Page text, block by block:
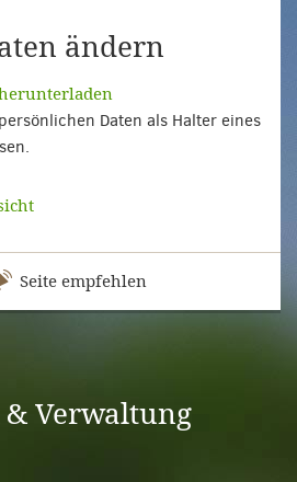
ändern
Daten als Halter eines
Seite empfehlen
Verwaltung